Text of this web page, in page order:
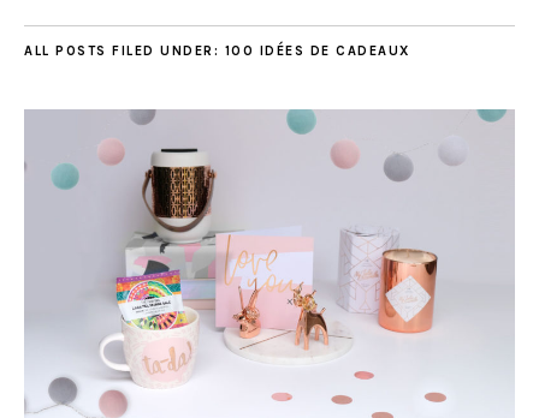
ALL POSTS FILED UNDER: 100 IDÉES DE CADEAUX